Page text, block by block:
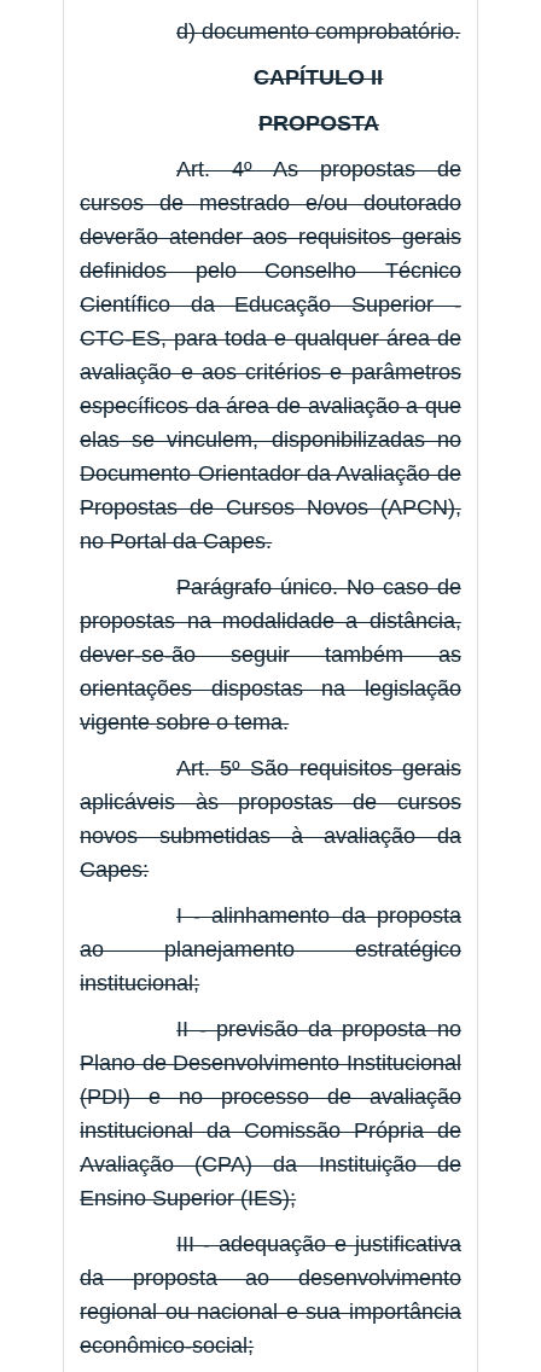
d) documento comprobatório.
CAPÍTULO II
PROPOSTA
Art. 4º As propostas de
cursos de mestrado e/ou doutorado
deverão atender aos requisitos gerais
definidos pelo Conselho Técnico
Científico da Educação Superior -
CTC-ES, para toda e qualquer área de
avaliação e aos critérios e parâmetros
específicos da área de avaliação a que
elas se vinculem, disponibilizadas no
Documento Orientador da Avaliação de
Propostas de Cursos Novos (APCN),
no Portal da Capes.
Parágrafo único. No caso de
propostas na modalidade a distância,
dever-se-ão seguir também as
orientações dispostas na legislação
vigente sobre o tema.
Art. 5º São requisitos gerais
aplicáveis às propostas de cursos
novos submetidas à avaliação da
Capes:
I - alinhamento da proposta
ao planejamento estratégico
institucional;
II - previsão da proposta no
Plano de Desenvolvimento Institucional
(PDI) e no processo de avaliação
institucional da Comissão Própria de
Avaliação (CPA) da Instituição de
Ensino Superior (IES);
III - adequação e justificativa
da proposta ao desenvolvimento
regional ou nacional e sua importância
econômico-social;